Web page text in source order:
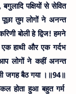
पक्षियों से सेवित
पूछा तुम लोगों ने अनन्त
बोली हे द्विज! हमने
हाथी और एक गर्दभ
लोगों ने कहीं अनन्त
जगह बैठ गया ।॥94॥
होता हुआ बहुत गर्म